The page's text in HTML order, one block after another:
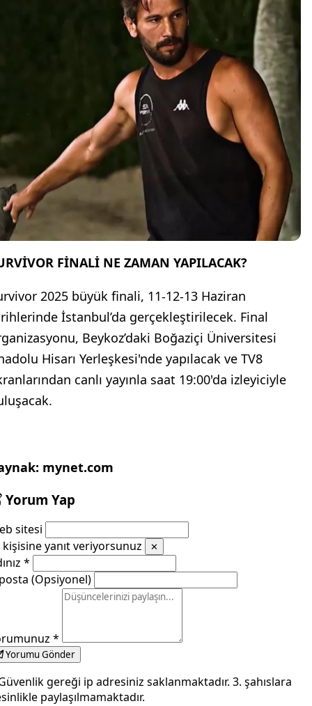
FİNALİ NE ZAMAN YAPILACAK?
2025 büyük finali, 11-12-13 Haziran
İstanbul’da gerçekleştirilecek. Final
Beykoz’daki Boğaziçi Üniversitesi
Hisarı Yerleşkesi'nde yapılacak ve TV8
canlı yayınla saat 19:00'da izleyiciyle
mynet.com
Yorum Yap
sitesi
kişisine yanıt veriyorsunuz
✕
*
(Opsiyonel)
*
Yorumu Gönder
gereği ip adresiniz saklanmaktadır. 3. şahıslara
paylaşılmamaktadır.